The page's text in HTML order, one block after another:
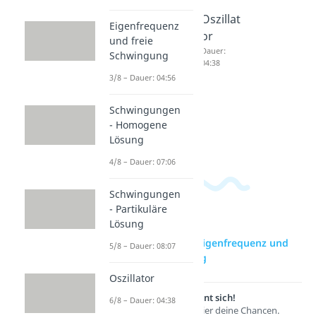
Schwin
gungen
-
ene
Lösung
07:06
-
Dauer:
08:07
Oszillat
or
Dauer:
04:38
zur Videoseite: Eigenfrequenz und
freie Schwingung
Lernen lohnt sich!
Entdecke hier deine Chancen.
Eigenfrequenz
und freie
Schwingung
3/8 – Dauer: 04:56
Schwingungen
- Homogene
Lösung
4/8 – Dauer: 07:06
Schwingungen
- Partikuläre
Lösung
5/8 – Dauer: 08:07
Oszillator
6/8 – Dauer: 04:38